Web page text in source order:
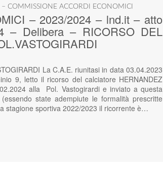
COMMISSIONE ACCORDI ECONOMICI
– 2023/2024 – lnd.it – atto
– Delibera – RICORSO DEL
La C.A.E. riunitasi in data 03.04.2023
9, letto il ricorso del calciatore HERNANDEZ
alla Pol. Vastogirardi e inviato a questa
state adempiute le formalità prescritte
stagione sportiva 2022/2023 il ricorrente è…